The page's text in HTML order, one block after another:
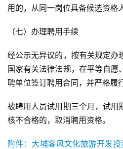
用的，从同一岗位具备候选资格
（七）办理聘用手续
经公示无异议的，按有关规定办
国家有关法律法规，在平等自愿
聘单位签订聘用合同，并严格履
被聘用人员试用期三个月，试用
核不合格的，取消聘用资格。
附件：大埔客风文化旅游开发